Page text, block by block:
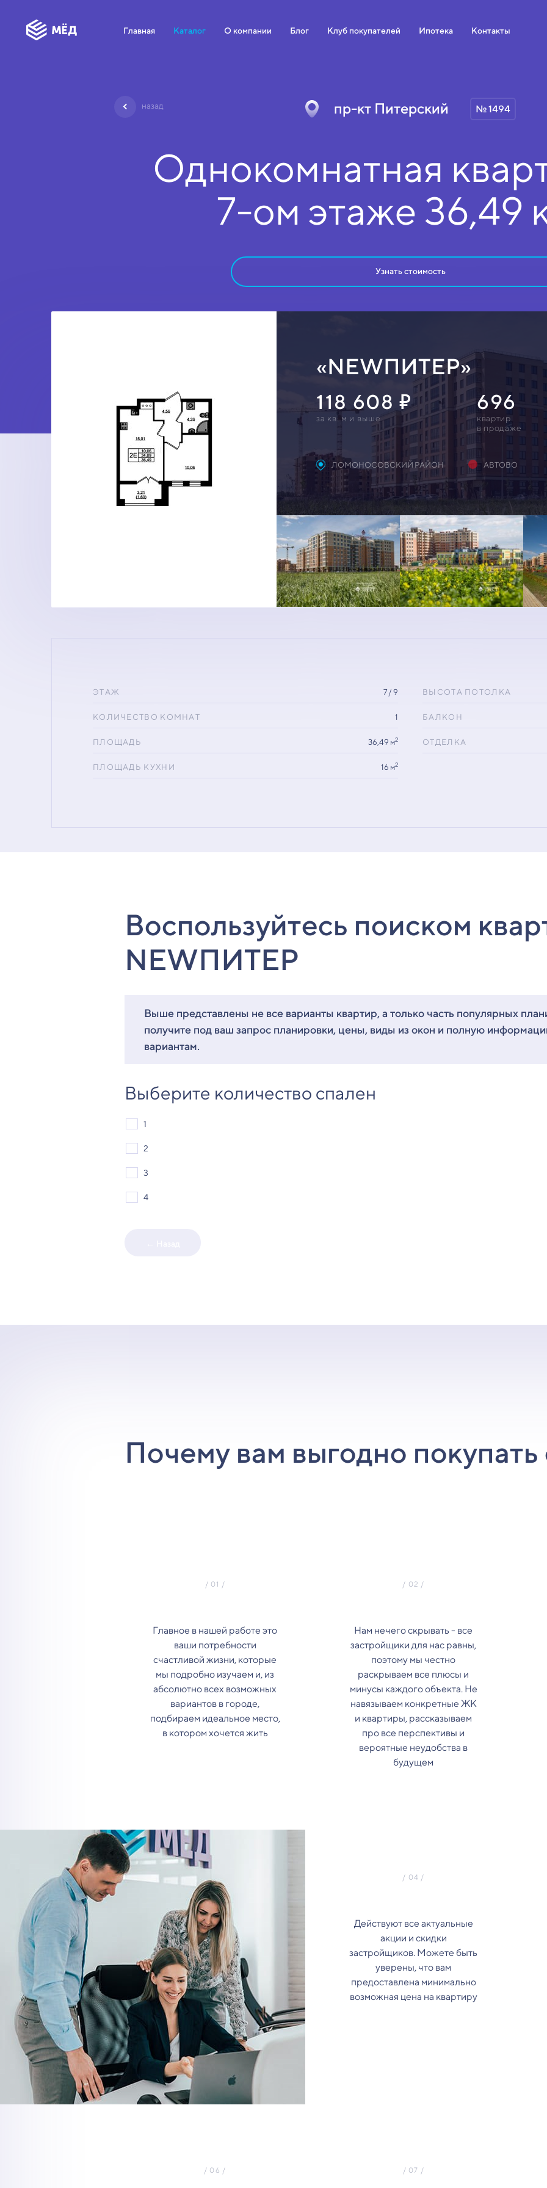
Главная Каталог О компании Блог Клуб покупателей Ипотека Контакты
назад пр-кт Питерский № 1494
Однокомнатная
7-ом этаже 36,49
Узнать стоимость
«NEWПИТЕР»
118 608
за кв. м и выше
696
квартир
в продаже
ЛОМОНОСОВСКИЙ РАЙОН АВТОВО
ЭТАЖ 7 / 9
КОЛИЧЕСТВО КОМНАТ 1
ПЛОЩАДЬ 36,49 м2
ПЛОЩАДЬ КУХНИ 16 м2
ВЫСОТА ПОТОЛКА
БАЛКОН
ОТДЕЛКА
Воспользуйтесь поиском
NEWПИТЕР
Выше представлены не все варианты квартир, а только часть популярных
получите под ваш запрос планировки, цены, виды из окон и полную
вариантам.
Выберите количество спален
1
2
3
4
Почему вам выгодно покупать
Главное в нашей работе это
ваши потребности
счастливой жизни, которые
мы подробно изучаем и, из
абсолютно всех возможных
вариантов в городе,
подбираем идеальное место,
в котором хочется жить
Нам нечего скрывать - все
застройщики для нас равны,
поэтому мы честно
раскрываем все плюсы и
минусы каждого объекта. Не
навязываем конкретные ЖК
и квартиры, рассказываем
про все перспективы и
вероятные неудобства в
будущем
Действуют все актуальные
акции и скидки
застройщиков. Можете быть
уверены, что вам
предоставлена минимально
возможная цена на квартиру